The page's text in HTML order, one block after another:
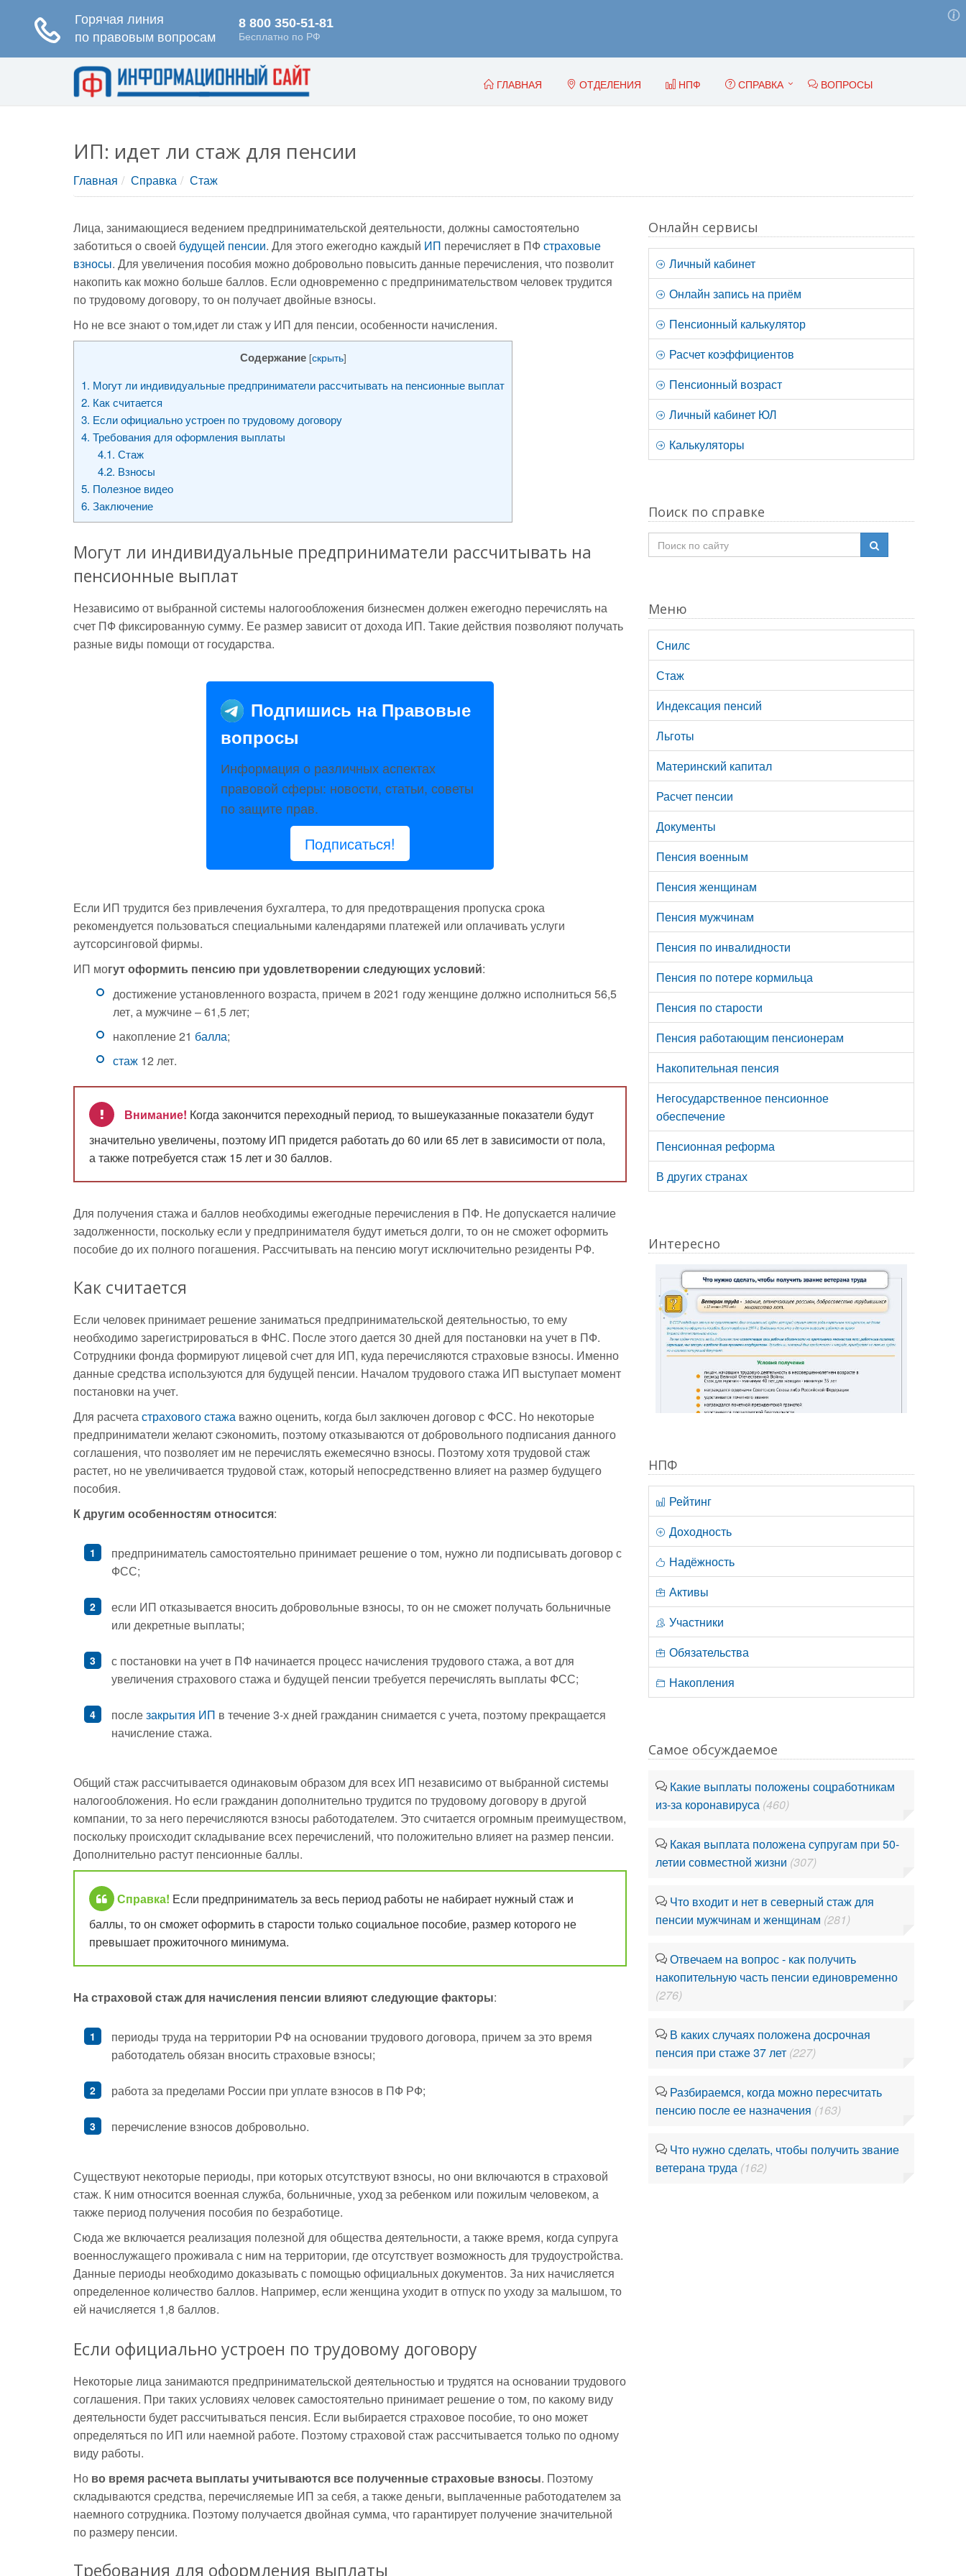
ГЛАВНАЯ ОТДЕЛЕНИЯ НПФ СПРАВКА ВОПРОСЫ
ИП: идет ли стаж для пенсии
Главная Справка Стаж
Лица, занимающиеся ведением предпринимательской деятельности, должны самостоятельно
заботиться о своей будущей пенсии. Для этого ежегодно каждый ИП перечисляет в ПФстраховые
взносы. Для увеличения пособия можно добровольно повысить данные перечисления, что позволит
накопить как можно больше баллов. Если одновременно с предпринимательством человек трудится
по трудовому договору, то он получает двойные взносы.
Но не все знают о том,идет ли стаж у ИП для пенсии, особенности начисления.
Содержание [скрыть]
1. Могут ли индивидуальные предприниматели рассчитывать на пенсионные выплат
2. Как считается
3. Если официально устроен по трудовому договору
4. Требования для оформления выплаты
4.1. Стаж
4.2. Взносы
5. Полезное видео
6. Заключение
Могут ли индивидуальные предприниматели рассчитывать на
пенсионные выплат
Независимо от выбранной системы налогообложения бизнесмен должен ежегодно перечислять на
счет ПФ фиксированную сумму. Ее размер зависит от дохода ИП. Такие действия позволяют получать
разные виды помощи от государства.
Подпишись на Правовые
вопросы
Информация о различных аспектах
правовой сферы: новости, статьи, советы
по защите прав.
Подписаться!
Если ИП трудится без привлечения бухгалтера, то для предотвращения пропуска срока
рекомендуется пользоваться специальными календарями платежей или оплачивать услуги
аутсорсинговой фирмы.
ИП могут оформить пенсию при удовлетворении следующих условий:
достижение установленного возраста, причем в 2021 году женщине должно исполниться 56,5
лет, а мужчине – 61,5 лет;
накопление 21 балла;
стаж 12 лет.
Внимание! Когда закончится переходный период, то вышеуказанные показатели будут
значительно увеличены, поэтому ИП придется работать до 60 или 65 лет в зависимости от пола,
а также потребуется стаж 15 лет и 30 баллов.
Для получения стажа и баллов необходимы ежегодные перечисления в ПФ. Не допускается наличие
задолженности, поскольку если у предпринимателя будут иметься долги, то он не сможет оформить
пособие до их полного погашения. Рассчитывать на пенсию могут исключительно резиденты РФ.
Как считается
Если человек принимает решение заниматься предпринимательской деятельностью, то ему
необходимо зарегистрироваться в ФНС. После этого дается 30 дней для постановки на учет в ПФ.
Сотрудники фонда формируют лицевой счет для ИП, куда перечисляются страховые взносы. Именно
данные средства используются для будущей пенсии. Началом трудового стажа ИП выступает момент
постановки на учет.
Для расчетастрахового стажа важно оценить, когда был заключен договор с ФСС. Но некоторые
предприниматели желают сэкономить, поэтому отказываются от добровольного подписания данного
соглашения, что позволяет им не перечислять ежемесячно взносы. Поэтому хотя трудовой стаж
растет, но не увеличивается трудовой стаж, который непосредственно влияет на размер будущего
пособия.
К другим особенностям относится:
предприниматель самостоятельно принимает решение о том, нужно ли подписывать договор с
ФСС;
если ИП отказывается вносить добровольные взносы, то он не сможет получать больничные
или декретные выплаты;
с постановки на учет в ПФ начинается процесс начисления трудового стажа, а вот для
увеличения страхового стажа и будущей пенсии требуется перечислять выплаты ФСС;
послезакрытия ИП в течение 3-х дней гражданин снимается с учета, поэтому прекращается
начисление стажа.
Общий стаж рассчитывается одинаковым образом для всех ИП независимо от выбранной системы
налогообложения. Но если гражданин дополнительно трудится по трудовому договору в другой
компании, то за него перечисляются взносы работодателем. Это считается огромным преимуществом,
поскольку происходит складывание всех перечислений, что положительно влияет на размер пенсии.
Дополнительно растут пенсионные баллы.
Справка! Если предприниматель за весь период работы не набирает нужный стаж и
баллы, то он сможет оформить в старости только социальное пособие, размер которого не
превышает прожиточного минимума.
На страховой стаж для начисления пенсии влияют следующие факторы:
периоды труда на территории РФ на основании трудового договора, причем за это время
работодатель обязан вносить страховые взносы;
работа за пределами России при уплате взносов в ПФ РФ;
перечисление взносов добровольно.
Существуют некоторые периоды, при которых отсутствуют взносы, но они включаются в страховой
стаж. К ним относится военная служба, больничные, уход за ребенком или пожилым человеком, а
также период получения пособия по безработице.
Сюда же включается реализация полезной для общества деятельности, а также время, когда супруга
военнослужащего проживала с ним на территории, где отсутствует возможность для трудоустройства.
Данные периоды необходимо доказывать с помощью официальных документов. За них начисляется
определенное количество баллов. Например, если женщина уходит в отпуск по уходу за малышом, то
ей начисляется 1,8 баллов.
Если официально устроен по трудовому договору
Некоторые лица занимаются предпринимательской деятельностью и трудятся на основании трудового
соглашения. При таких условиях человек самостоятельно принимает решение о том, по какому виду
деятельности будет рассчитываться пенсия. Если выбирается страховое пособие, то оно может
определяться по ИП или наемной работе. Поэтому страховой стаж рассчитывается только по одному
виду работы.
Но во время расчета выплаты учитываются все полученные страховые взносы. Поэтому
складываются средства, перечисляемые ИП за себя, а также деньги, выплаченные работодателем за
наемного сотрудника. Поэтому получается двойная сумма, что гарантирует получение значительной
по размеру пенсии.
Требования для оформления выплаты
Онлайн сервисы
Личный кабинет
Онлайн запись на приём
Пенсионный калькулятор
Расчет коэффициентов
Пенсионный возраст
Личный кабинет ЮЛ
Калькуляторы
Поиск по справке
Меню
Снилс
Стаж
Индексация пенсий
Льготы
Материнский капитал
Расчет пенсии
Документы
Пенсия военным
Пенсия женщинам
Пенсия мужчинам
Пенсия по инвалидности
Пенсия по потере кормильца
Пенсия по старости
Пенсия работающим пенсионерам
Накопительная пенсия
Негосударственное пенсионное
обеспечение
Пенсионная реформа
В других странах
Интересно
НПФ
Рейтинг
Доходность
Надёжность
Активы
Участники
Обязательства
Накопления
Самое обсуждаемое
Какие выплаты положены соцработникам
из-за коронавируса (460)
Какая выплата положена супругам при 50-
летии совместной жизни (307)
Что входит и нет в северный стаж для
пенсии мужчинам и женщинам (281)
Отвечаем на вопрос - как получить
накопительную часть пенсии единовременно
(276)
В каких случаях положена досрочная
пенсия при стаже 37 лет (227)
Разбираемся, когда можно пересчитать
пенсию после ее назначения (163)
Что нужно сделать, чтобы получить звание
ветерана труда (162)